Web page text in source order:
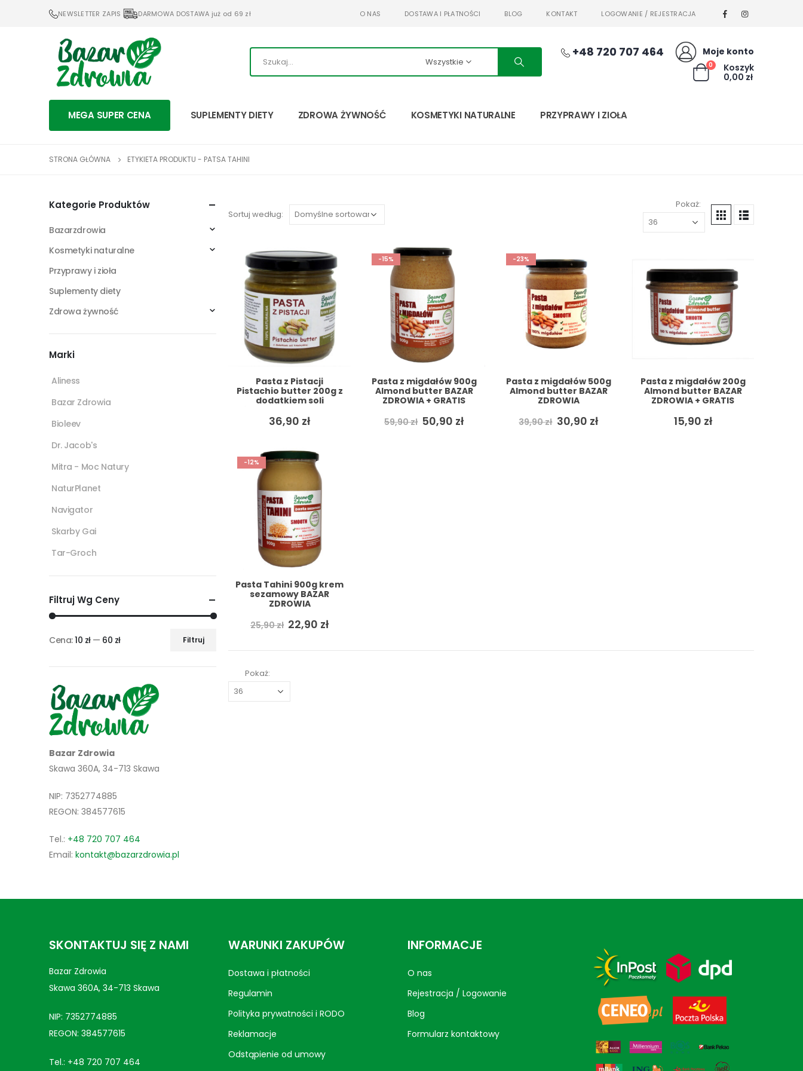
NEWSLETTER ZAPIS DARMOWA DOSTAWA już od 69 zł O NAS DOSTAWA I PŁATNOŚCI BLOG KONTAKT LOGOWANIE / REJESTRACJA
Wszystkie
+48 720 707 464 Moje konto
0
Koszyk
0,00 zł
MEGA SUPER CENA SUPLEMENTY DIETY ZDROWA ŻYWNOŚĆ KOSMETYKI NATURALNE PRZYPRAWY I ZIOŁA
STRONA GŁÓWNA ETYKIETA PRODUKTU - PATSA TAHINI
Sortuj według:
Pokaż:
Pasta z Pistacji
Pistachio butter 200g z
dodatkiem soli
BAZAR ZDROWIA +
GRATIS
36,90 zł
-15%
Pasta z migdałów 900g
Almond butter BAZAR
ZDROWIA + GRATIS
59,90zł Pierwotna
cena
50,90 złAktualna
-23%
Pasta z migdałów 500g
Almond butter BAZAR
ZDROWIA
39,90zł Pierwotna
cena
30,90 złAktualna
Pasta z migdałów 200g
Almond butter BAZAR
ZDROWIA + GRATIS
15,90 zł
-12%
Pasta Tahini 900g krem
sezamowy BAZAR
ZDROWIA
25,90zł Pierwotna
cena
25,90 zł.
22,90 złAktualna
22,90 zł.
Pokaż:
Kategorie Produktów
Bazarzdrowia
Kosmetyki naturalne
Przyprawy i zioła
Suplementy diety
Zdrowa żywność
Marki
Aliness
Bazar Zdrowia
Bioleev
Dr. Jacob's
Mitra - Moc Natury
NaturPlanet
Navigator
Skarby Gai
Tar-Groch
Filtruj Wg Ceny
min
max
Filtruj
Cena:10 zł— 60 zł
Bazar Zdrowia
Skawa 360A, 34-713 Skawa
NIP: 7352774885
REGON: 384577615
Tel.: +48 720 707 464
Email: kontakt@bazarzdrowia.pl
SKONTAKTUJ SIĘ Z NAMI
Bazar Zdrowia
Skawa 360A, 34-713 Skawa
NIP: 7352774885
REGON: 384577615
Tel.: +48 720 707 464
WARUNKI ZAKUPÓW
Dostawa i płatności
Regulamin
Polityka prywatności i RODO
Reklamacje
Odstąpienie od umowy
INFORMACJE
O nas
Rejestracja / Logowanie
Blog
Formularz kontaktowy